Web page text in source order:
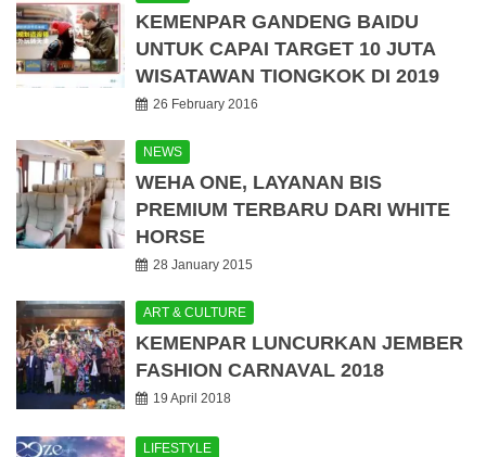
KEMENPAR GANDENG BAIDU
UNTUK CAPAI TARGET 10 JUTA
WISATAWAN TIONGKOK DI 2019
26 February 2016
NEWS
WEHA ONE, LAYANAN BIS
PREMIUM TERBARU DARI WHITE
HORSE
28 January 2015
ART & CULTURE
KEMENPAR LUNCURKAN JEMBER
FASHION CARNAVAL 2018
19 April 2018
LIFESTYLE